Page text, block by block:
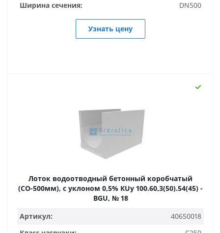
Ширина сечения:
DN500
Узнать цену
Лоток водоотводный бетонный коробчатый
(СО-500мм), с уклоном 0,5% КUу 100.60,3(50).54(45) -
BGU, № 18
Артикул:
40650018